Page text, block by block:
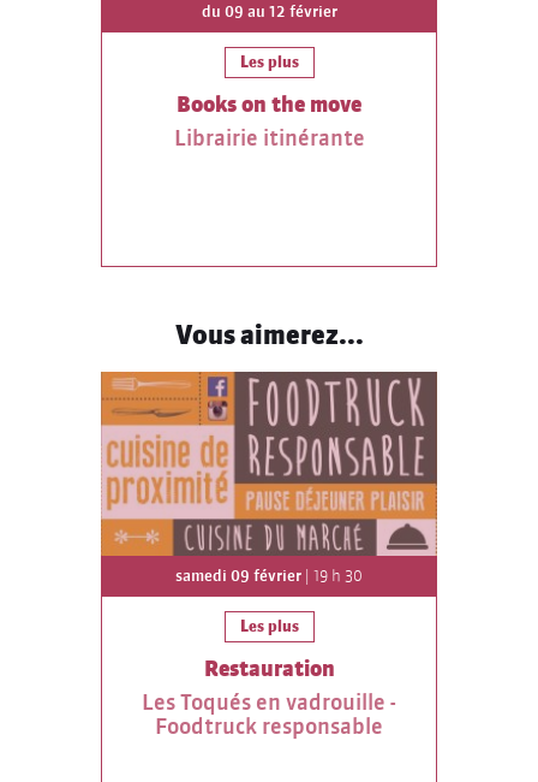
du 09 au 12 février
Les plus
Books on the move
Librairie itinérante
Vous aimerez...
samedi 09 février | 19 h 30
Les plus
Restauration
Les Toqués en vadrouille -
Foodtruck responsable